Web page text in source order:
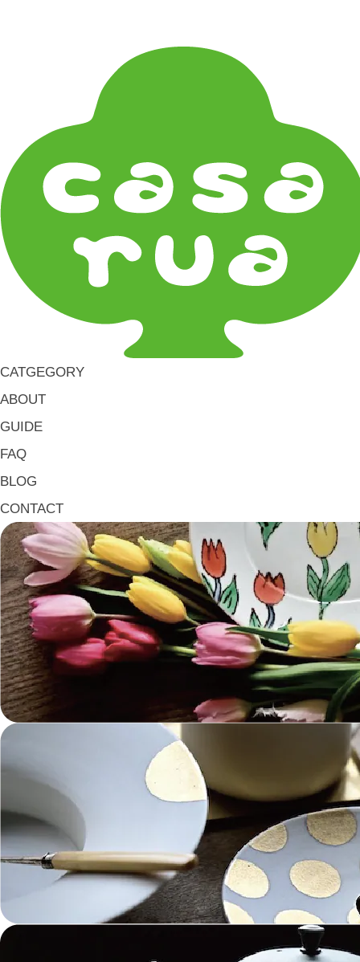
CATGEGORY
ABOUT
GUIDE
FAQ
BLOG
CONTACT
《作家・工芸》Crafts
陶芸 Ceramics
漆器 Lacquerware
木工 Woodwork
ガラス Glass
金工 Metalwork
革 Leather
絵画 Painting
香 Insence
その他工芸 e.t.c
鉢・小鉢 Small Bowls
小皿・豆皿 Small Plates & Pea Cups
平皿 Flat Plates
中皿 Side Plates
大皿 Big Plate
マグ & カップ Mugs & Cups
箸置き Chopstick Rests
箸・カトラリー Chop Sticks & Cutlery
トレイ Trays
ピッチャー Jugs
一輪挿し・花瓶
こども用 Kids Tableware
《作家・工芸》Crafts
陶芸 Ceramics
漆器 Lacquerware